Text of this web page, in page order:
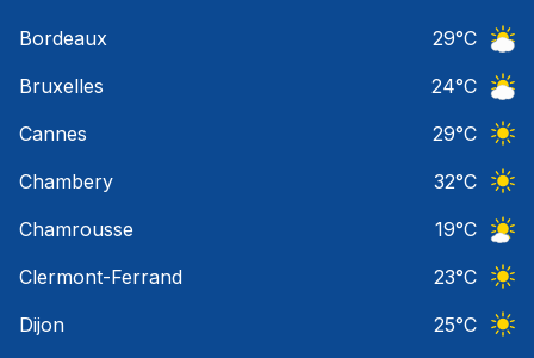
Bordeaux
29°C
Bruxelles
24°C
Cannes
29°C
Chambery
32°C
Chamrousse
19°C
Clermont-Ferrand
23°C
Dijon
25°C